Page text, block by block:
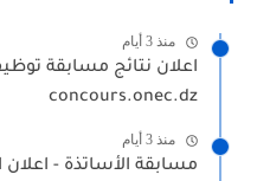
منذ 3 أيام
اعلان نتائج مسابقة توظيف
concours.onec.dz
منذ 3 أيام
مسابقة الأساتذة - اعلان